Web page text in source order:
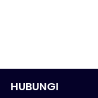
HUBUNGI